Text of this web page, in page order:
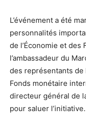
L’événement a été
personnalités
de l’Économie et des
l’ambassadeur du
des représentants de
Fonds monétaire
directeur général de
pour saluer l’initiative.